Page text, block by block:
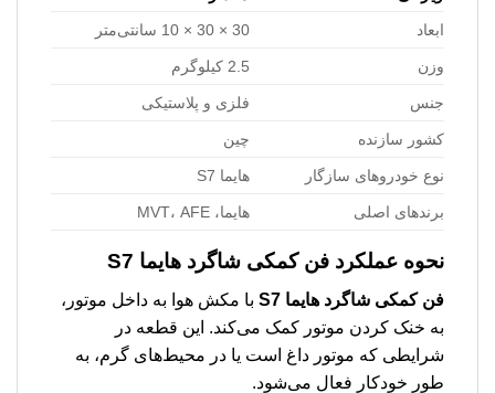
ابعاد
30 × 30 × 10 سانتی‌متر
وزن 2.5 کیلوگرم
جنس فلزی و پلاستیکی
کشور سازنده چین
نوع خودروهای سازگار هایما S7
برندهای اصلی هایما، MVT، AFE
نحوه عملکرد فن کمکی شاگرد هایما S7
فن کمکی شاگرد هایما S7
با مکش هوا به داخل موتور،
به خنک کردن موتور کمک می‌کند. این قطعه در
شرایطی که موتور داغ است یا در محیط‌های گرم، به
طور خودکار فعال می‌شود.